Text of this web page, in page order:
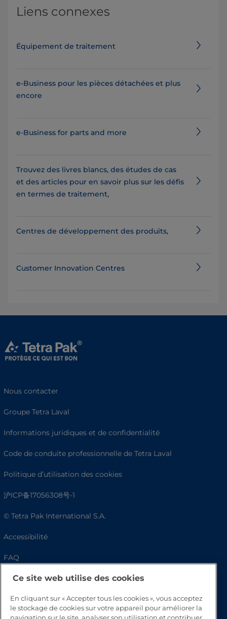
Liens connexes
Équipement de traitement
e-Business pour les pièces détachées et plus
encore
e-Business for parts and more
Trouvez des livres blancs, des études de cas
et des articles pour en savoir plus sur les défis
en termes de traitement,
Centres de développement des produits,
Customer Innovation Centres
Nous contacter
Groupe Tetra Laval
Informations juridiques et de confidentialité
Code de conduite professionnelle de Tetra Laval
Politique d’utilisation des cookies
沪ICP备17056308号-1
© Tetra Pak International S.A.
Accessibilité
FAQ
Ce site web utilise des cookies
En cliquant sur « Accepter tous les cookies », vous acceptez
le stockage de cookies sur votre appareil pour améliorer la